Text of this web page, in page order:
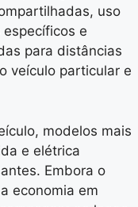
uso
e
para distâncias
veículo particular e
modelos mais
e elétrica
Embora o
economia em